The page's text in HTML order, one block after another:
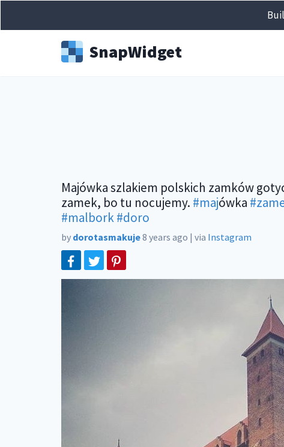
SnapWidget
Majówka szlakiem polskich zamków
zamek, bo tu nocujemy. #majówka
#malbork#doro
by dorotasmakuje8 years ago | via Instagram